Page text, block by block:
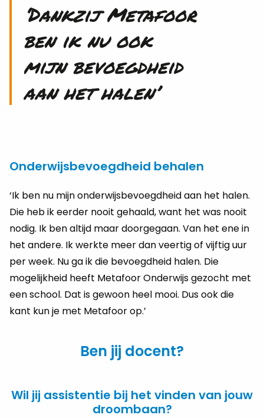
‘Dankzij Metafoor
ben ik nu ook
mijn bevoegdheid
aan het halen’
Onderwijsbevoegdheid behalen
‘Ik ben nu mijn onderwijsbevoegdheid aan het halen.
Die heb ik eerder nooit gehaald, want het was nooit
nodig. Ik ben altijd maar doorgegaan. Van het ene in
het andere. Ik werkte meer dan veertig of vijftig uur
per week. Nu ga ik die bevoegdheid halen. Die
mogelijkheid heeft Metafoor Onderwijs gezocht met
een school. Dat is gewoon heel mooi. Dus ook die
kant kun je met Metafoor op.’
Ben jij docent?
Wil jij assistentie bij het vinden van jouw
droombaan?